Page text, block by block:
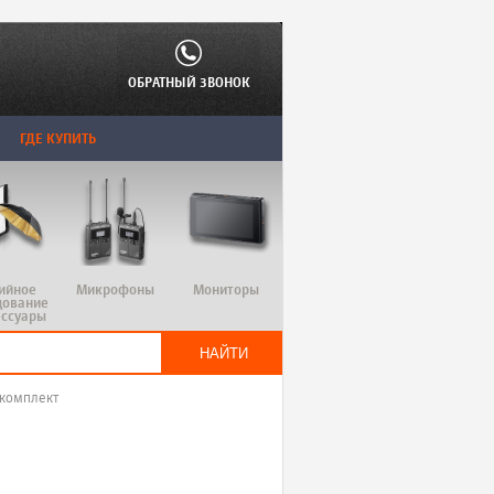
ОБРАТНЫЙ ЗВОНОК
ГДЕ КУПИТЬ
Микрофоны Мониторы